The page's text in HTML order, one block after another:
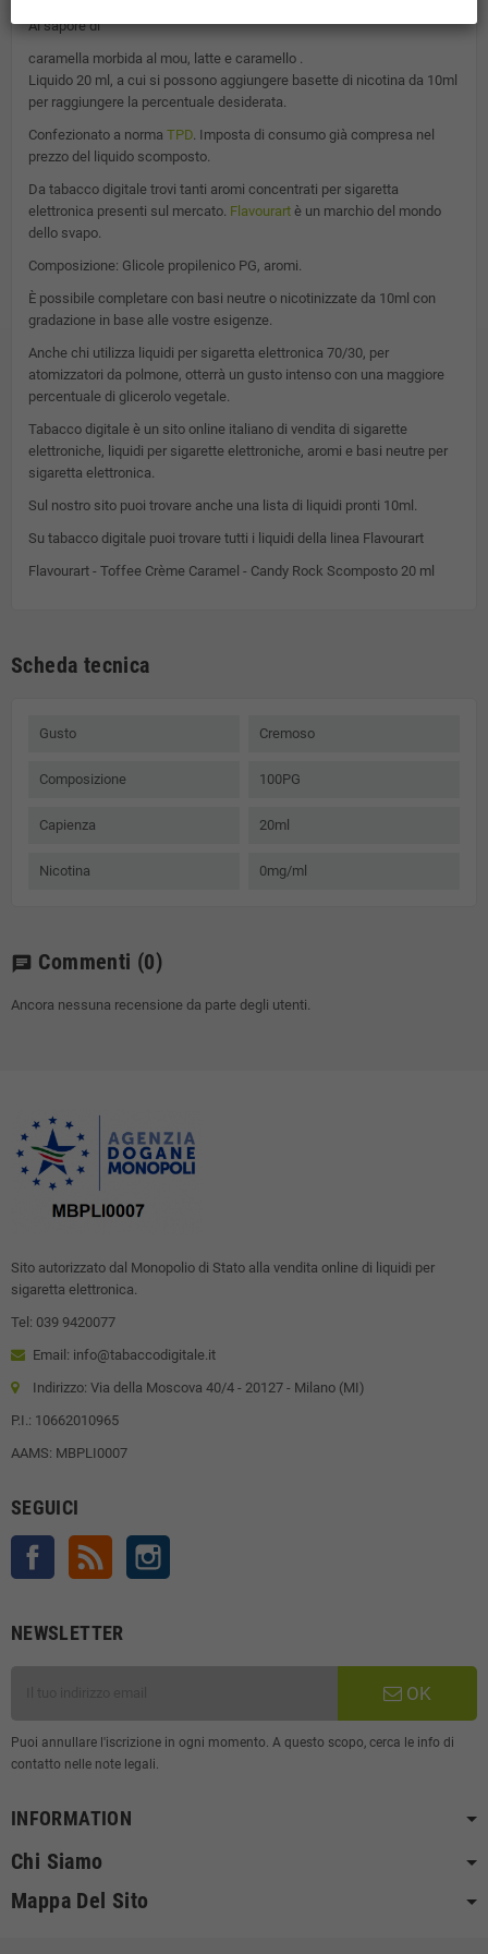
Al sapore di
caramella morbida al mou, latte e caramello .
Liquido 20 ml, a cui si possono aggiungere basette di nicotina da 10ml
per raggiungere la percentuale desiderata.
Confezionato a norma TPD. Imposta di consumo già compresa nel
prezzo del liquido scomposto.
Da tabacco digitale trovi tanti aromi concentrati per sigaretta
elettronica presenti sul mercato. Flavourart è un marchio del mondo
dello svapo.
Composizione: Glicole propilenico PG, aromi.
È possibile completare con basi neutre o nicotinizzate da 10ml con
gradazione in base alle vostre esigenze.
Anche chi utilizza liquidi per sigaretta elettronica 70/30, per
atomizzatori da polmone, otterrà un gusto intenso con una maggiore
percentuale di glicerolo vegetale.
Tabacco digitale è un sito online italiano di vendita di sigarette
elettroniche, liquidi per sigarette elettroniche, aromi e basi neutre per
sigaretta elettronica.
Sul nostro sito puoi trovare anche una lista di liquidi pronti 10ml.
Su tabacco digitale puoi trovare tutti i liquidi della linea Flavourart
Flavourart - Toffee Crème Caramel - Candy Rock Scomposto 20 ml
Scheda tecnica
Gusto Cremoso
Composizione 100PG
Capienza 20ml
Nicotina 0mg/ml
chat Commenti (0)
Ancora nessuna recensione da parte degli utenti.
Sito autorizzato dal Monopolio di Stato alla vendita online di liquidi per
sigaretta elettronica.
Tel: 039 9420077
Email: info@tabaccodigitale.it
Indirizzo: Via della Moscova 40/4 - 20127 - Milano (MI)
P.I.: 10662010965
AAMS: MBPLI0007
SEGUICI
Facebook Rss
NEWSLETTER
OK
Puoi annullare l'iscrizione in ogni momento. A questo scopo, cerca le info di
contatto nelle note legali.
INFORMATION
Chi Siamo
Mappa Del Sito